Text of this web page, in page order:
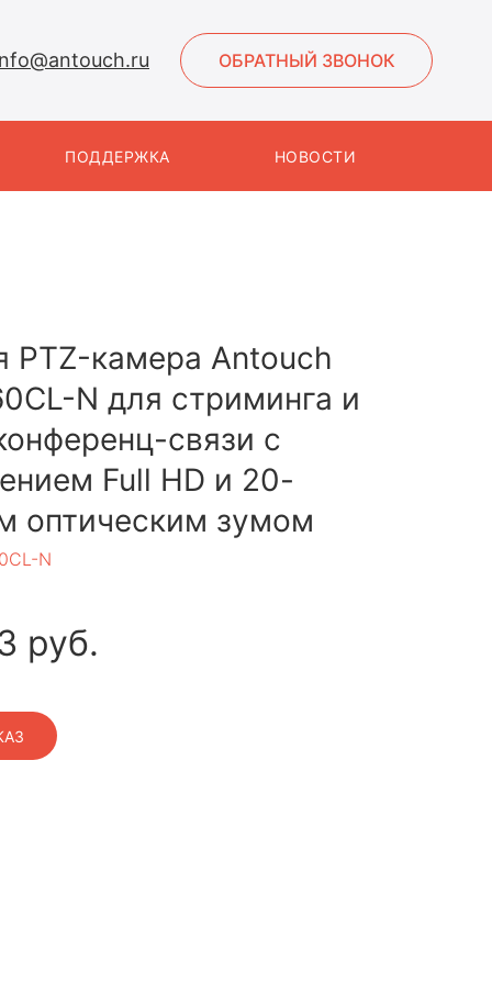
ОБРАТНЫЙ ЗВОНОК
ПОДДЕРЖКА НОВОСТИ
PTZ-камера Antouch
N для стриминга и
связи с
Full HD и 20-
оптическим зумом
N
руб.